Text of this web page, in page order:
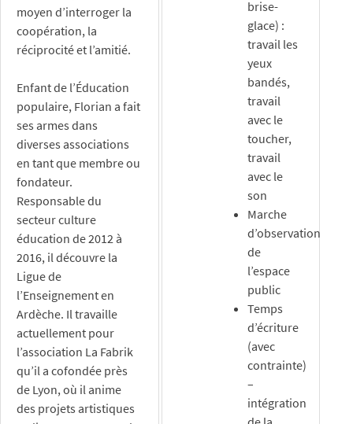
moyen d’interroger la
coopération, la
réciprocité et l’amitié.
Enfant de l’Éducation
populaire, Florian a fait
ses armes dans
diverses associations
en tant que membre ou
fondateur.
Responsable du
secteur culture
éducation de 2012 à
2016, il découvre la
Ligue de
l’Enseignement en
Ardèche. Il travaille
actuellement pour
l’association La Fabrik
qu’il a cofondée près
de Lyon, où il anime
des projets artistiques
brise-
glace) :
travail les
yeux
bandés,
travail
avec le
toucher,
travail
avec le
son
Marche
d’observation
de
l’espace
public
Temps
d’écriture
(avec
contrainte)
–
intégration